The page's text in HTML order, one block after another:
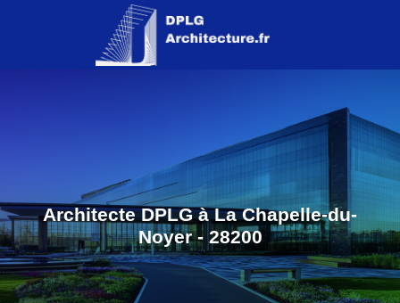
Architecte DPLG à La Chapelle-du-
Noyer - 28200